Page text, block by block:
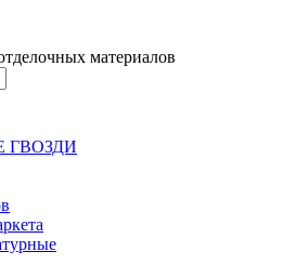
материалов
ГВОЗДИ